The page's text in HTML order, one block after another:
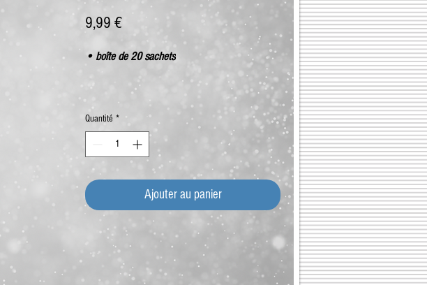
9,99 €Prix
• boîte de 20 sachets
Quantité *
Ajouter au panier